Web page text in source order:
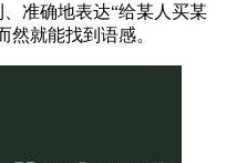
准确地表达“给某人买某
然就能找到语感。